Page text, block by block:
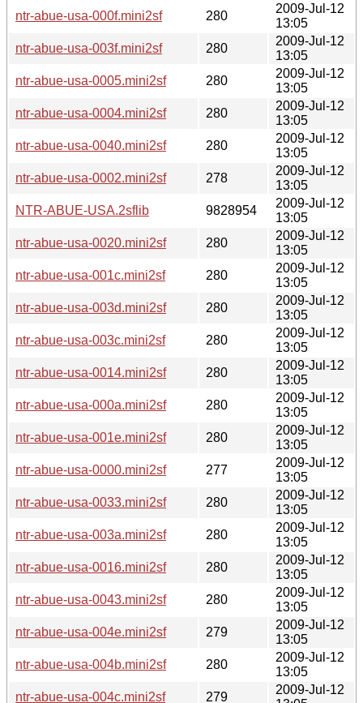
ntr-abue-usa-000f.mini2sf
280
2009-Jul-12
13:05
ntr-abue-usa-003f.mini2sf
280
2009-Jul-12
13:05
ntr-abue-usa-0005.mini2sf
280
2009-Jul-12
13:05
ntr-abue-usa-0004.mini2sf
280
2009-Jul-12
13:05
ntr-abue-usa-0040.mini2sf
280
2009-Jul-12
13:05
ntr-abue-usa-0002.mini2sf
278
2009-Jul-12
13:05
NTR-ABUE-USA.2sflib
9828954
2009-Jul-12
13:05
ntr-abue-usa-0020.mini2sf
280
2009-Jul-12
13:05
ntr-abue-usa-001c.mini2sf
280
2009-Jul-12
13:05
ntr-abue-usa-003d.mini2sf
280
2009-Jul-12
13:05
ntr-abue-usa-003c.mini2sf
280
2009-Jul-12
13:05
ntr-abue-usa-0014.mini2sf
280
2009-Jul-12
13:05
ntr-abue-usa-000a.mini2sf
280
2009-Jul-12
13:05
ntr-abue-usa-001e.mini2sf
280
2009-Jul-12
13:05
ntr-abue-usa-0000.mini2sf
277
2009-Jul-12
13:05
ntr-abue-usa-0033.mini2sf
280
2009-Jul-12
13:05
ntr-abue-usa-003a.mini2sf
280
2009-Jul-12
13:05
ntr-abue-usa-0016.mini2sf
280
2009-Jul-12
13:05
ntr-abue-usa-0043.mini2sf
280
2009-Jul-12
13:05
ntr-abue-usa-004e.mini2sf
279
2009-Jul-12
13:05
ntr-abue-usa-004b.mini2sf
280
2009-Jul-12
13:05
ntr-abue-usa-004c.mini2sf
279
2009-Jul-12